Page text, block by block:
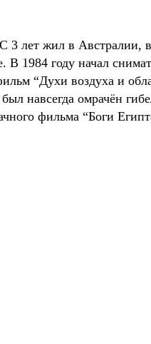
3 лет жил в Австралии,
В 1984 году начал
“Духи воздуха и
навсегда омрачён
фильма “Боги